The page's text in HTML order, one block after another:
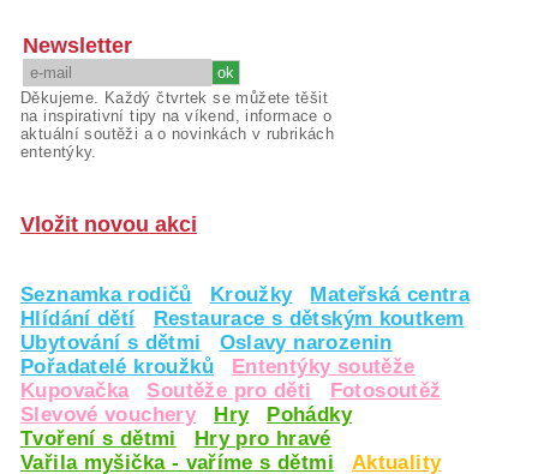
Newsletter
Děkujeme. Každý čtvrtek se můžete těšit
na inspirativní tipy na víkend, informace o
aktuální soutěži a o novinkách v rubrikách
ententýky.
Vložit novou akci
Seznamka rodičů Kroužky
Mateřská centra
Hlídání dětí
Restaurace s dětským koutkem
Ubytování s dětmi
Oslavy narozenin
Pořadatelé kroužků
Ententýky soutěže
Kupovačka
Soutěže pro děti
Fotosoutěž
Slevové vouchery
Hry
Pohádky
Tvoření s dětmi
Hry pro hravé
Vařila myšička - vaříme s dětmi
Aktuality